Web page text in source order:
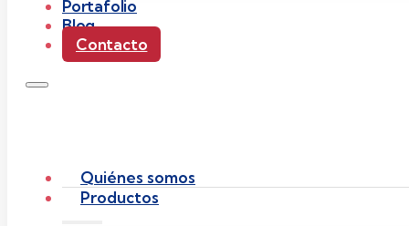
Portafolio
Blog
Contacto
Quiénes somos
Productos